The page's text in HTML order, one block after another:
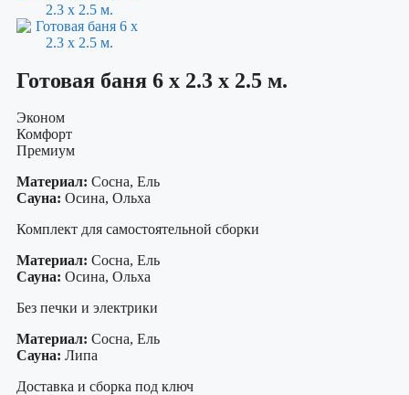
Готовая баня 6 х 2.3 х 2.5 м.
Эконом
Комфорт
Премиум
Материал: Сосна, Ель
Сауна: Осина, Ольха
Комплект для самостоятельной сборки
Материал: Сосна, Ель
Сауна: Осина, Ольха
Без печки и электрики
Материал: Сосна, Ель
Сауна: Липа
Доставка и сборка под ключ